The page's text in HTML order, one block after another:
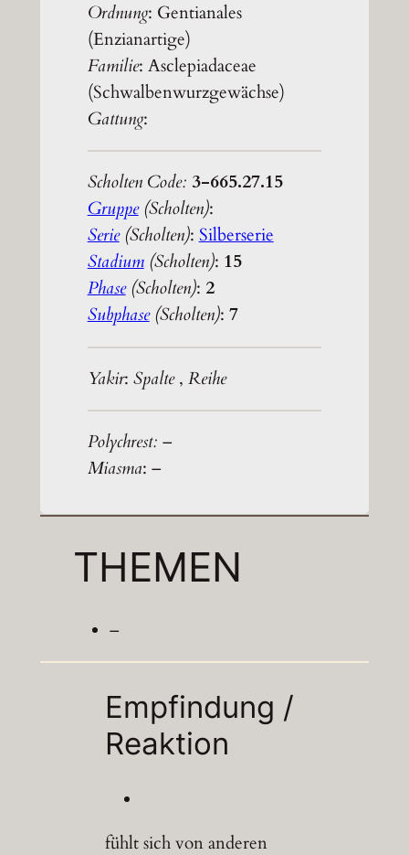
Ordnung: Gentianales
(Enzianartige)
Familie: Asclepiadaceae
(Schwalbenwurzgewächse)
Gattung:
Scholten Code: 3-665.27.15
Gruppe(Scholten):
Serie(Scholten):Silberserie
Stadium(Scholten): 15
Phase(Scholten): 2
Subphase (Scholten): 7
Yakir: Spalte, Reihe
Polychrest: –
Miasma: –
THEMEN
–
Empfindung /
Reaktion
fühlt sich von anderen